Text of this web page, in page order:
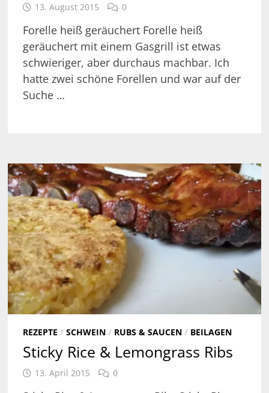
13. August 2015 0
Forelle heiß geräuchert Forelle heiß
geräuchert mit einem Gasgrill ist etwas
schwieriger, aber durchaus machbar. Ich
hatte zwei schöne Forellen und war auf der
Suche …
REZEPTE / SCHWEIN/ RUBS & SAUCEN/ BEILAGEN
Sticky Rice & Lemongrass Ribs
13. April 2015 0